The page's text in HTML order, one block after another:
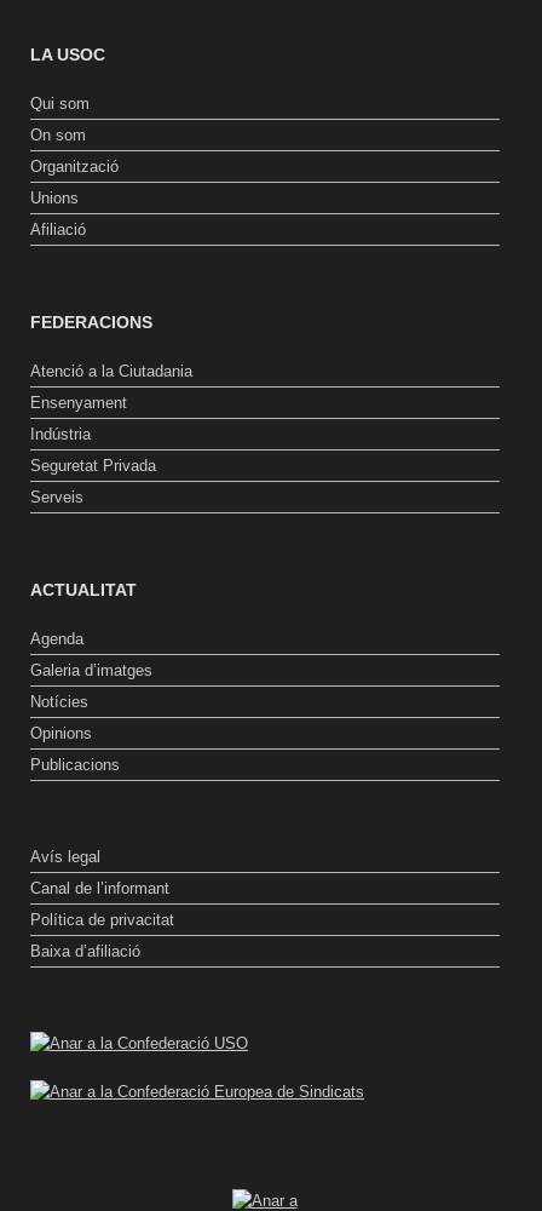
LA USOC
Qui som
On som
Organització
Unions
Afiliació
FEDERACIONS
Atenció a la Ciutadania
Ensenyament
Indústria
Seguretat Privada
Serveis
ACTUALITAT
Agenda
Galeria d’imatges
Notícies
Opinions
Publicacions
Avís legal
Canal de l’informant
Política de privacitat
Baixa d’afiliació